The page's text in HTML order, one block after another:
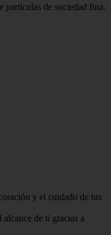
partículas de suciedad fina.
y el cuidado de tus
alcance de ti gracias a